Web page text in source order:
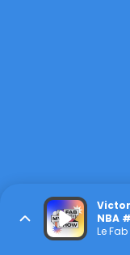
NBA
Le